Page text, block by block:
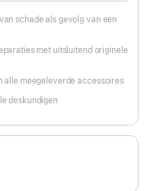
schade als gevolg van een
met uitsluitend originele
alle meegeleverde accessoires
deskundigen